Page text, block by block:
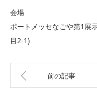
会場
ポートメッセなごや第1展
目2-1)
前の記事